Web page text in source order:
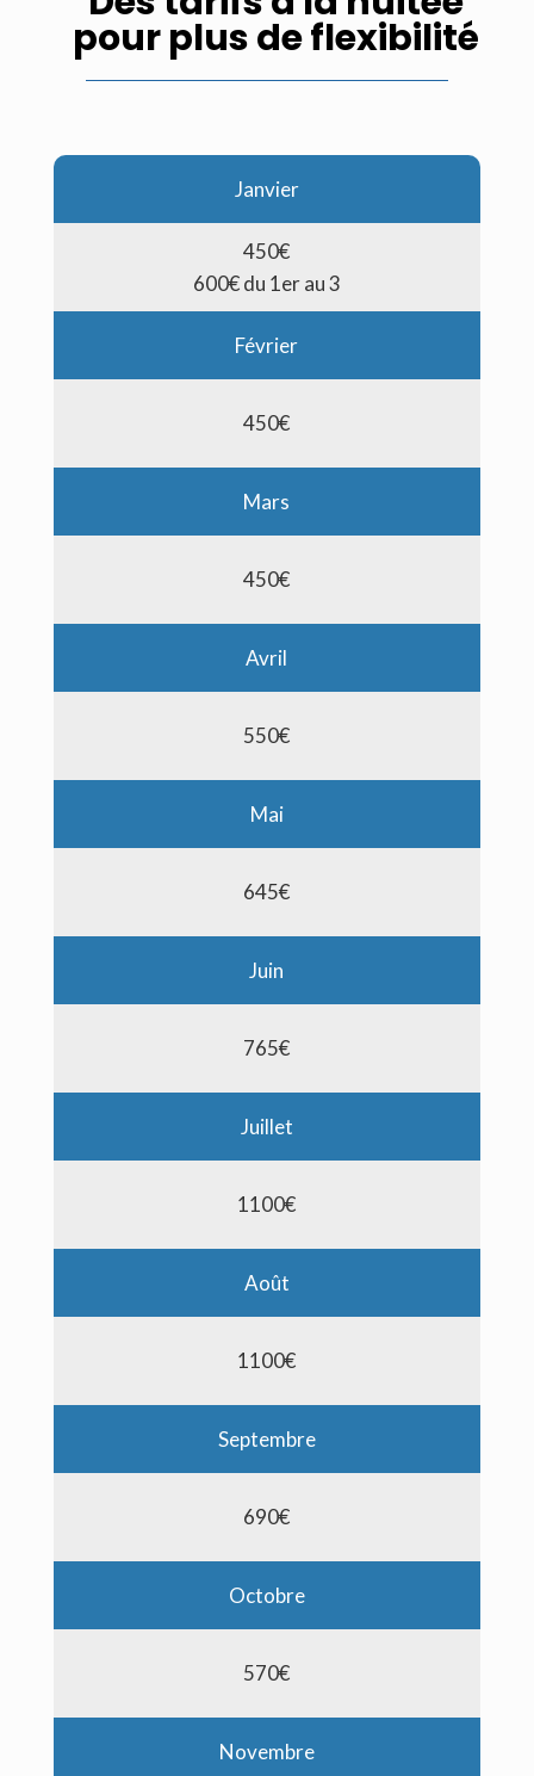
pour plus de flexibilité
Janvier
450€
600€ du 1er au 3
Février
450€
Mars
450€
Avril
550€
Mai
645€
Juin
765€
Juillet
1100€
Août
1100€
Septembre
690€
Octobre
570€
Novembre